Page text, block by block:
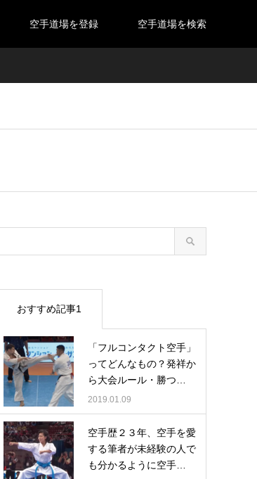
空手道場を登録 空手道場を検索
おすすめ記事1
「フルコンタクト空手」
ってどんなもの？発祥か
ら大会ルール・勝つ…
2019.01.09
空手歴２３年、空手を愛
する筆者が未経験の人で
も分かるように空手…